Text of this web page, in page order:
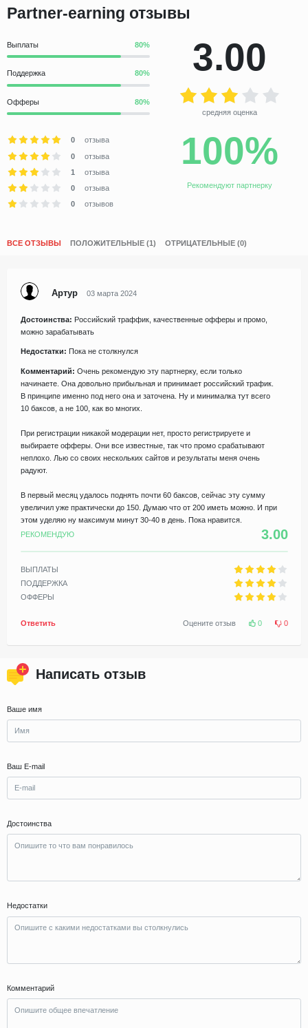
Partner-earning отзывы
Выплаты
Поддержка
Офферы
3.00
средняя оценка
0
отзыва
0
отзыва
1
отзыва
0
отзыва
0
отзывов
100%
Рекомендуют партнерку
ВСЕ ОТЗЫВЫ ПОЛОЖИТЕЛЬНЫЕ (1) ОТРИЦАТЕЛЬНЫЕ (0)
Артур 03 марта 2024
Достоинства: Российский траффик, качественные офферы и промо,
можно зарабатывать
Недостатки: Пока не столкнулся
Комментарий: Очень рекомендую эту партнерку, если только
начинаете. Она довольно прибыльная и принимает российский трафик.
В принципе именно под него она и заточена. Ну и минималка тут всего
10 баксов, а не 100, как во многих.
При регистрации никакой модерации нет, просто регистрируете и
выбираете офферы. Они все известные, так что промо срабатывают
неплохо. Лью со своих нескольких сайтов и результаты меня очень
радуют.
В первый месяц удалось поднять почти 60 баксов, сейчас эту сумму
увеличил уже практически до 150. Думаю что от 200 иметь можно. И при
этом уделяю ну максимум минут 30-40 в день. Пока нравится.
РЕКОМЕНДУЮ
3.00
ВЫПЛАТЫ
ПОДДЕРЖКА
ОФФЕРЫ
Ответить Оцените отзыв 0 0
Написать отзыв
Ваше имя
Ваш E-mail
Достоинства
Недостатки
Комментарий